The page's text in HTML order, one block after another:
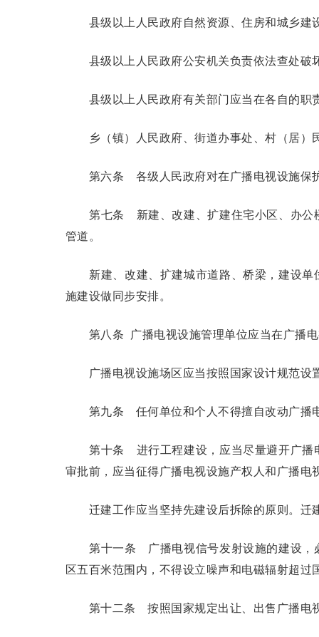
县级以上人民政府自然资源、住房和城乡建
县级以上人民政府公安机关负责依法查处破
县级以上人民政府有关部门应当在各自的职
乡（镇）人民政府、街道办事处、村（居）
第六条 各级人民政府对在广播电视设施保
第七条
新建、改建、扩建住宅小区、办公
管道。
新建、改建、扩建城市道路、桥梁，建设单
施建设做同步安排。
第八条 广播电视设施管理单位应当在广播
广播电视设施场区应当按照国家设计规范设
第九条 任何单位和个人不得擅自改动广播
第十条
进行工程建设，应当尽量避开广播
审批前，应当征得广播电视设施产权人和广播电
迁建工作应当坚持先建设后拆除的原则。迁
第十一条 广播电视信号发射设施的建设，
区五百米范围内，不得设立噪声和电磁辐射超过
第十二条 按照国家规定出让、出售广播电